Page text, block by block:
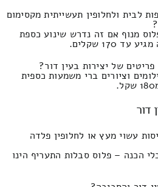
לבית ולחלופין תעשייתית מקסימום
מנוף אם זה נדרש שינוע כספת
של יצירות בעין דור?
וציורים ברי משמעות כספית
דור
עשוי מעץ או לחלופין פלדה
הכנה – פלוס סבלות התעריף הינו